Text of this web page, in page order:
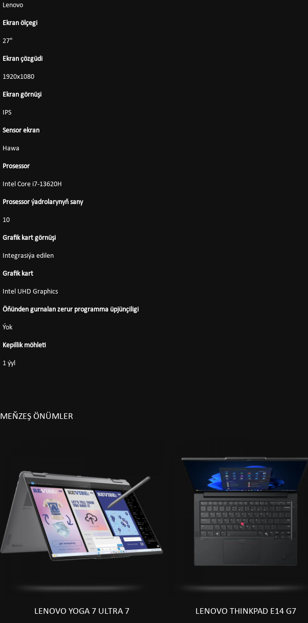
Lenovo
Ekran ölçegi
27"
Ekran çözgüdi
1920x1080
Ekran görnüşi
IPS
Sensor ekran
Hawa
Prosessor
Intel Core i7-13620H
Prosessor ýadrolarynyň sany
10
Grafik kart görnüşi
Integrasiýa edilen
Grafik kart
Intel UHD Graphics
Öňünden gurnalan zerur programma üpjünçiligi
Ýok
Kepillik möhleti
1 ýyl
MEŇZEŞ ÖNÜMLER
LENOVO YOGA 7 ULTRA 7 LENOVO THINKPAD E14 G7